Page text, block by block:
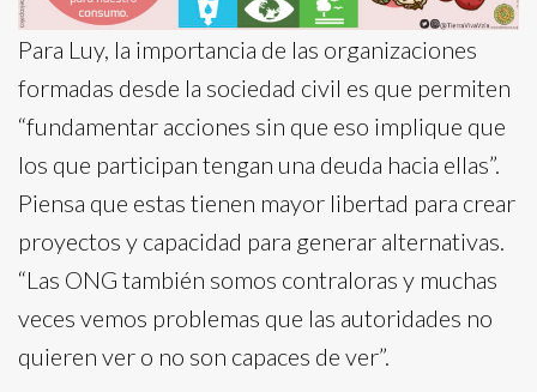
Para Luy, la importancia de las organizaciones
formadas desde la sociedad civil es que permiten
“fundamentar acciones sin que eso implique que
los que participan tengan una deuda hacia ellas”.
Piensa que estas tienen mayor libertad para crear
proyectos y capacidad para generar alternativas.
“Las ONG también somos contraloras y muchas
veces vemos problemas que las autoridades no
quieren ver o no son capaces de ver”.